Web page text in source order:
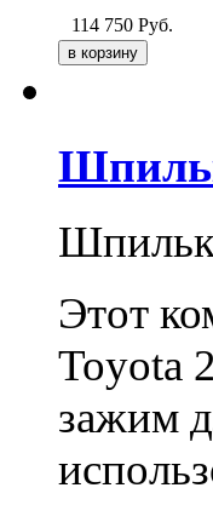
114 750 Руб.
Этот
Toyota
зажим